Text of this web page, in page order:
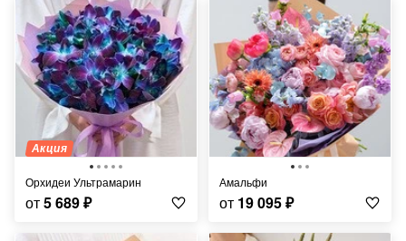
Акция
Орхидеи Ультрамарин
от5 689₽
Амальфи
от 19 095₽